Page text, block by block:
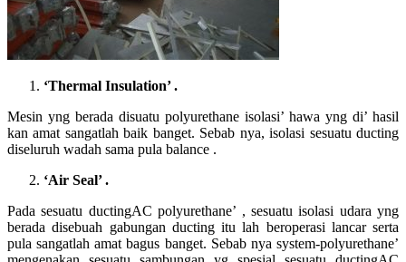
‘Thermal Insulation’.
Mesin yng berada disuatu polyurethane isolasi’ hawa yng di’ hasil
kan amat sangatlah baik banget. Sebab nya, isolasi sesuatu ducting
diseluruh wadah sama pula balance .
‘Air Seal’.
Pada sesuatu ductingAC polyurethane’ , sesuatu isolasi udara yng
berada disebuah gabungan ducting itu lah beroperasi lancar serta
pula sangatlah amat bagus banget. Sebab nya system-polyurethane’